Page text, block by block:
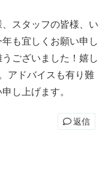
スタッフの皆様、い
も宜しくお願い申し
ございました！嬉し
アドバイスも有り難
し上げます。
返信